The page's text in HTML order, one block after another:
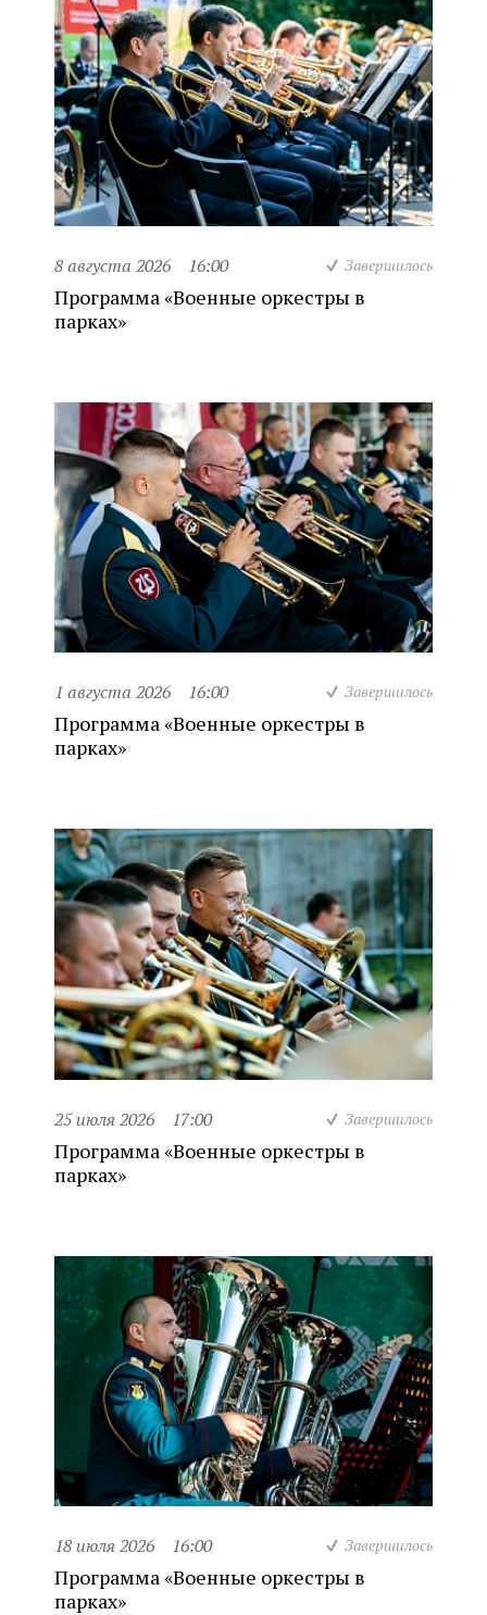
8 августа 2026 16:00 Завершилось
Программа «Военные оркестры в
парках»
1 августа 2026 16:00 Завершилось
Программа «Военные оркестры в
парках»
25 июля 2026 17:00 Завершилось
Программа «Военные оркестры в
парках»
18 июля 2026 16:00 Завершилось
Программа «Военные оркестры в
парках»